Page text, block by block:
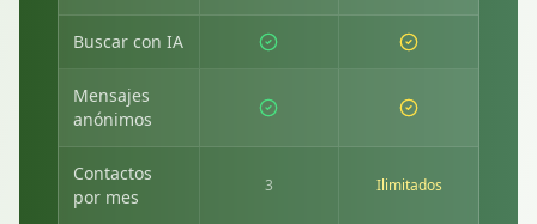
Buscar con IA
Mensajes
anónimos
Contactos
por mes
3 Ilimitados